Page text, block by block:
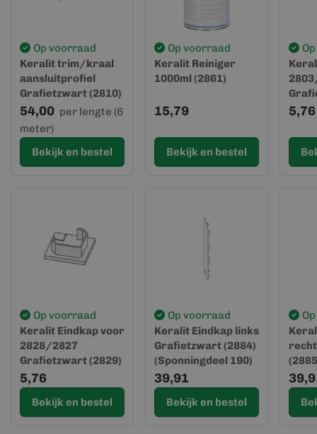
Op voorraad
Keralit trim/kraal
aansluitprofiel
Grafietzwart (2810)
(gevelbekleding)
54,00 per lengte (6
meter)
Bekijk en bestel
Op voorraad
Keralit Reiniger
1000ml (2861)
15,79
Bekijk en bestel
5,76
Op voorraad
Keralit Eindkap voor
2828/2827
Grafietzwart (2829)
5,76
Bekijk en bestel
Op voorraad
Keralit Eindkap links
Grafietzwart (2884)
(Sponningdeel 190)
39,91
Bekijk en bestel